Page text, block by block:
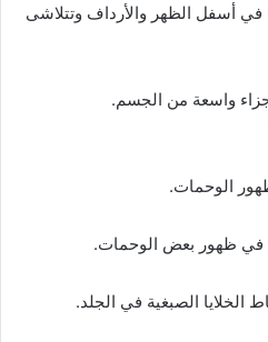
في أسفل الظهر والأرداف وتتلاشى
واسعة من الجسم.
الوحمات.
في ظهور بعض الوحمات.
الصبغية في الجلد.